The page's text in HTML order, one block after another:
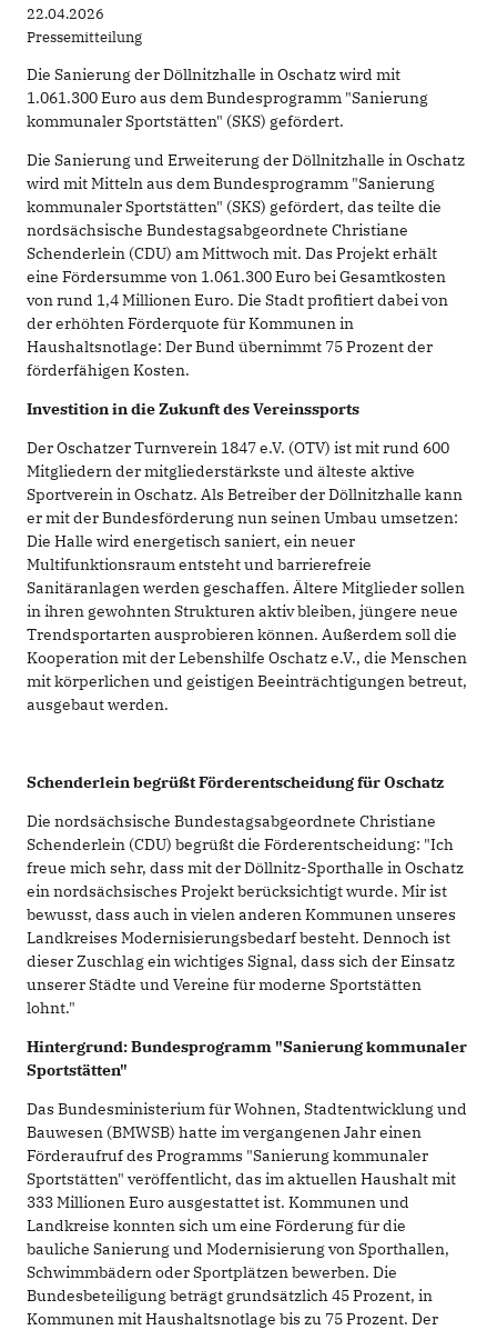
22.04.2026
Pressemitteilung
Die Sanierung der Döllnitzhalle in Oschatz wird mit
1.061.300 Euro aus dem Bundesprogramm "Sanierung
kommunaler Sportstätten" (SKS) gefördert.
Die Sanierung und Erweiterung der Döllnitzhalle in Oschatz
wird mit Mitteln aus dem Bundesprogramm "Sanierung
kommunaler Sportstätten" (SKS) gefördert, das teilte die
nordsächsische Bundestagsabgeordnete Christiane
Schenderlein (CDU) am Mittwoch mit. Das Projekt erhält
eine Fördersumme von 1.061.300 Euro bei Gesamtkosten
von rund 1,4 Millionen Euro. Die Stadt profitiert dabei von
der erhöhten Förderquote für Kommunen in
Haushaltsnotlage: Der Bund übernimmt 75 Prozent der
förderfähigen Kosten.
Investition in die Zukunft des Vereinssports
Der Oschatzer Turnverein 1847 e.V. (OTV) ist mit rund 600
Mitgliedern der mitgliederstärkste und älteste aktive
Sportverein in Oschatz. Als Betreiber der Döllnitzhalle kann
er mit der Bundesförderung nun seinen Umbau umsetzen:
Die Halle wird energetisch saniert, ein neuer
Multifunktionsraum entsteht und barrierefreie
Sanitäranlagen werden geschaffen. Ältere Mitglieder sollen
in ihren gewohnten Strukturen aktiv bleiben, jüngere neue
Trendsportarten ausprobieren können. Außerdem soll die
Kooperation mit der Lebenshilfe Oschatz e.V., die Menschen
mit körperlichen und geistigen Beeinträchtigungen betreut,
ausgebaut werden.
Schenderlein begrüßt Förderentscheidung für Oschatz
Die nordsächsische Bundestagsabgeordnete Christiane
Schenderlein (CDU) begrüßt die Förderentscheidung: "Ich
freue mich sehr, dass mit der Döllnitz-Sporthalle in Oschatz
ein nordsächsisches Projekt berücksichtigt wurde. Mir ist
bewusst, dass auch in vielen anderen Kommunen unseres
Landkreises Modernisierungsbedarf besteht. Dennoch ist
dieser Zuschlag ein wichtiges Signal, dass sich der Einsatz
unserer Städte und Vereine für moderne Sportstätten
lohnt."
Hintergrund: Bundesprogramm "Sanierung kommunaler
Sportstätten"
Das Bundesministerium für Wohnen, Stadtentwicklung und
Bauwesen (BMWSB) hatte im vergangenen Jahr einen
Förderaufruf des Programms "Sanierung kommunaler
Sportstätten" veröffentlicht, das im aktuellen Haushalt mit
333 Millionen Euro ausgestattet ist. Kommunen und
Landkreise konnten sich um eine Förderung für die
bauliche Sanierung und Modernisierung von Sporthallen,
Schwimmbädern oder Sportplätzen bewerben. Die
Bundesbeteiligung beträgt grundsätzlich 45 Prozent, in
Kommunen mit Haushaltsnotlage bis zu 75 Prozent. Der